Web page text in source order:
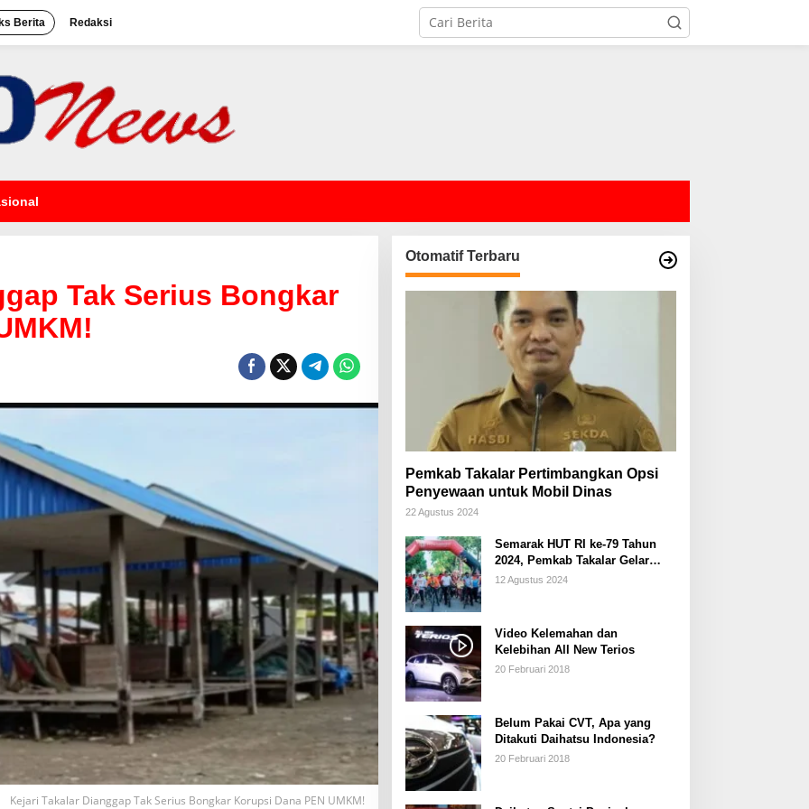
Berita Redaksi
Tak Serius Bongkar
Kejari Takalar Dianggap Tak Serius Bongkar Korupsi Dana PEN UMKM!
Otomatif Terbaru
Pemkab Takalar Pertimbangkan Opsi
Penyewaan untuk Mobil Dinas
22 Agustus 2024
Semarak HUT RI ke-79 Tahun
2024, Pemkab Takalar Gelar
Sepeda Santai/Sepeda Hias
12 Agustus 2024
Video Kelemahan dan
Kelebihan All New Terios
20 Februari 2018
Belum Pakai CVT, Apa yang
Ditakuti Daihatsu Indonesia?
20 Februari 2018